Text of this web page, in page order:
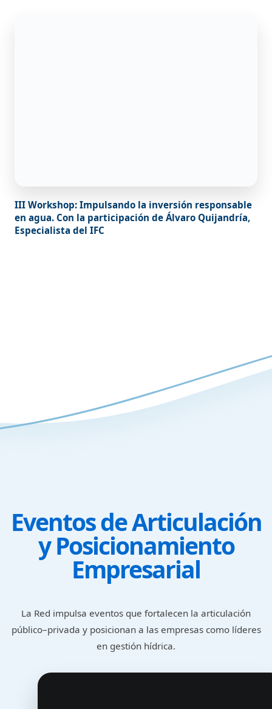
III Workshop: Impulsando la inversión responsable
en agua. Con la participación de Álvaro Quijandría,
Especialista del IFC
Eventos de Articulación
y Posicionamiento
Empresarial
La Red impulsa eventos que fortalecen la articulación
público–privada y posicionan a las empresas como líderes
en gestión hídrica.